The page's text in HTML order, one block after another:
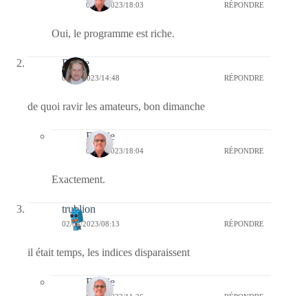
05/04/2023/18:03 RÉPONDRE
Oui, le programme est riche.
Renée
02/04/2023/14:48 RÉPONDRE
de quoi ravir les amateurs, bon dimanche
Bernie
05/04/2023/18:04 RÉPONDRE
Exactement.
trublion
02/04/2023/08:13 RÉPONDRE
il était temps, les indices disparaissent
Bernie